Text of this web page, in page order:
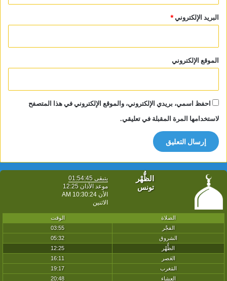
البريد الإلكتروني*
الموقع الإلكتروني
احفظ اسمي، بريدي الإلكتروني، والموقع الإلكتروني في هذا المتصفح
لاستخدامها المرة المقبلة في تعليقي.